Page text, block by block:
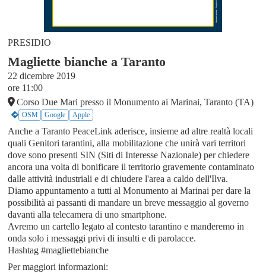
PRESIDIO
Magliette bianche a Taranto
22 dicembre 2019
ore 11:00
Corso Due Mari presso il Monumento ai Marinai, Taranto (TA)
OSM Google Apple
Anche a Taranto PeaceLink aderisce, insieme ad altre realtà locali
quali Genitori tarantini, alla mobilitazione che unirà vari territori
dove sono presenti SIN (Siti di Interesse Nazionale) per chiedere
ancora una volta di bonificare il territorio gravemente contaminato
dalle attività industriali e di chiudere l'area a caldo dell'Ilva.
Diamo appuntamento a tutti al Monumento ai Marinai per dare la
possibilità ai passanti di mandare un breve messaggio al governo
davanti alla telecamera di uno smartphone.
Avremo un cartello legato al contesto tarantino e manderemo in
onda solo i messaggi privi di insulti e di parolacce.
Hashtag #magliettebianche
Per maggiori informazioni: